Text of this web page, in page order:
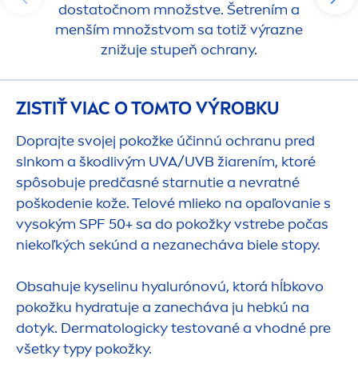
dostatočnom množstve. Šetrením a
menším množstvom sa totiž výrazne
znižuje stupeň ochrany.
ZISTIŤ VIAC O TOMTO VÝROBKU
Doprajte svojej pokožke účinnú ochranu pred
slnkom a škodlivým UVA/UVB žiarením, ktoré
spôsobuje predčasné starnutie a nevratné
poškodenie kože. Telové mlieko na opaľovanie s
vysokým SPF 50+ sa do pokožky vstrebe počas
niekoľkých sekúnd a nezanecháva biele stopy.
Obsahuje kyselinu hyalurónovú, ktorá hĺbkovo
pokožku hydratuje a zanecháva ju hebkú na
dotyk. Dermatologicky testované a vhodné pre
všetky typy pokožky.